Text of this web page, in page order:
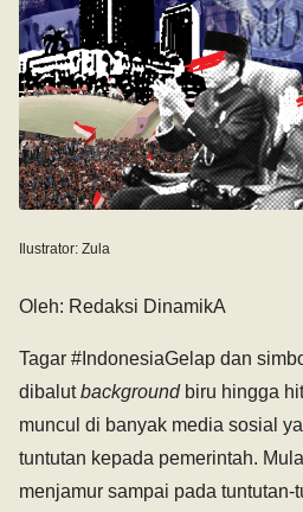
Ilustrator: Zula
Oleh: Redaksi DinamikA
Tagar #IndonesiaGelap dan
dibalutbackgroundbiru hingga
muncul di banyak media sosial
tuntutan kepada pemerintah.
menjamur sampai pada tuntutan-